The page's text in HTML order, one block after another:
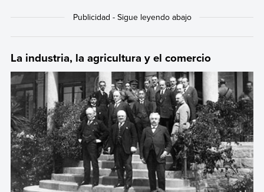
La industria, la agricultura y el comercio